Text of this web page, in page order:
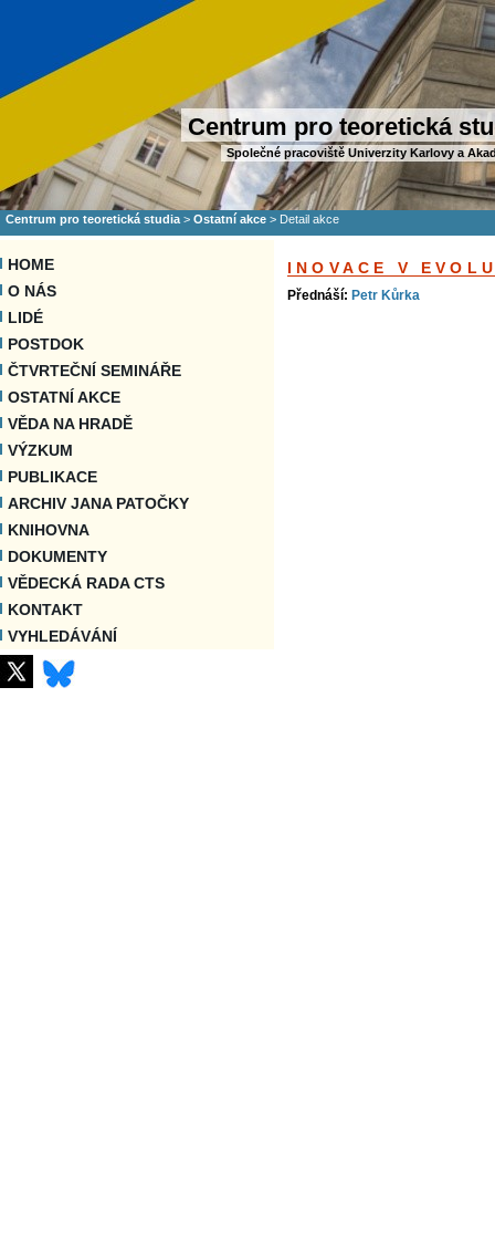
Centrum pro teoretická
Společné pracoviště Univerzity Karlovy a
Centrum pro teoretická studia > Ostatní akce > Detail akce
HOME
O NÁS
LIDÉ
POSTDOK
ČTVRTEČNÍ SEMINÁŘE
OSTATNÍ AKCE
VĚDA NA HRADĚ
VÝZKUM
PUBLIKACE
ARCHIV JANA PATOČKY
KNIHOVNA
DOKUMENTY
VĚDECKÁ RADA CTS
KONTAKT
VYHLEDÁVÁNÍ
INOVACE V
Přednáší: Petr Kůrka